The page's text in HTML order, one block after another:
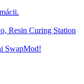
Resin Curing Station
SwapMod!